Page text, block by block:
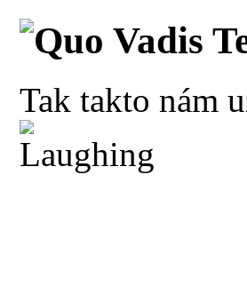
Quo Vadis
Tak takto nám